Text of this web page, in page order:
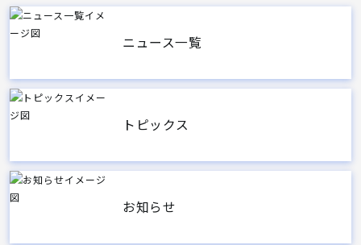
ニュース一覧
トピックス
お知らせ